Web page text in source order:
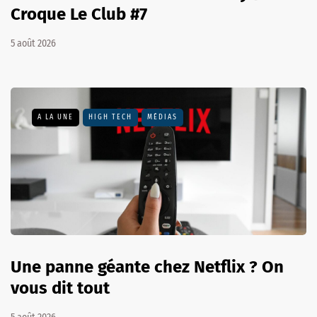
Croque Le Club #7
5 août 2026
A LA UNE HIGH TECH MÉDIAS
Une panne géante chez Netflix ? On
vous dit tout